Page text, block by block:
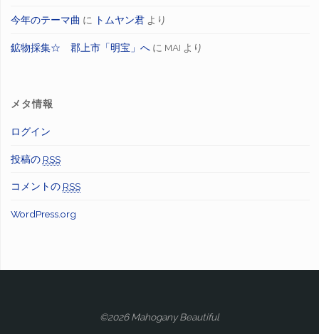
今年のテーマ曲 に トムヤン君より
鉱物採集☆ 郡上市「明宝」へに MAI より
メタ情報
ログイン
投稿の RSS
コメントの RSS
WordPress.org
©2026 Mahogany Beautiful